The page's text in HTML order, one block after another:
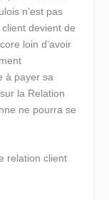
n’est pas
devient de
loin d’avoir
à payer sa
la Relation
ne pourra se
relation client